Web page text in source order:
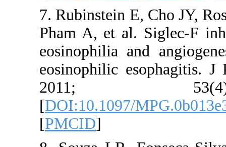
7. Rubinstein
Pham A, et al.
eosinophilia
eosinophilic
[DOI:10.1097/